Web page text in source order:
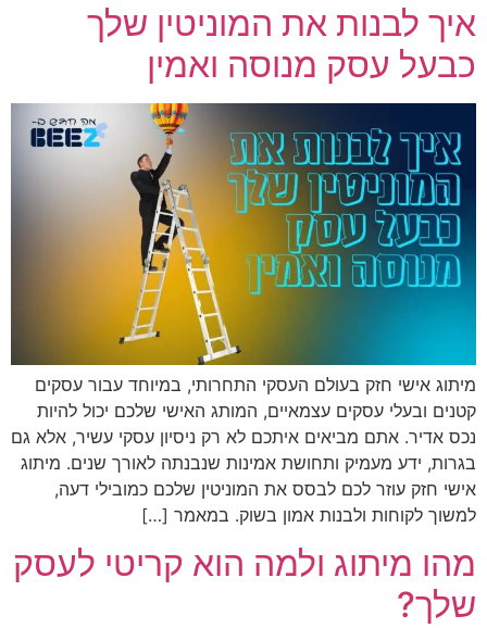
איך לבנות את המוניטין שלך
כבעל עסק מנוסה ואמין
מיתוג אישי חזק בעולם העסקי התחרותי, במיוחד עבור עסקים
קטנים ובעלי עסקים עצמאיים, המותג האישי שלכם יכול להיות
נכס אדיר. אתם מביאים איתכם לא רק ניסיון עסקי עשיר, אלא גם
בגרות, ידע מעמיק ותחושת אמינות שנבנתה לאורך שנים. מיתוג
אישי חזק עוזר לכם לבסס את המוניטין שלכם כמובילי דעה,
למשוך לקוחות ולבנות אמון בשוק. במאמר […]
מהו מיתוג ולמה הוא קריטי לעסק
שלך?